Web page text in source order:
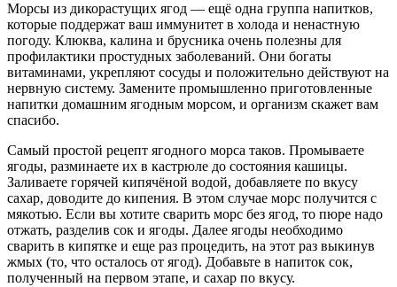
Морсы из дикорастущих ягод — ещё одна группа напитков,
которые поддержат ваш иммунитет в холода и ненастную
погоду. Клюква, калина и брусника очень полезны для
профилактики простудных заболеваний. Они богаты
витаминами, укрепляют сосуды и положительно действуют на
нервную систему. Замените промышленно приготовленные
напитки домашним ягодным морсом, и организм скажет вам
спасибо.
Самый простой рецепт ягодного морса таков. Промываете
ягоды, разминаете их в кастрюле до состояния кашицы.
Заливаете горячей кипячёной водой, добавляете по вкусу
сахар, доводите до кипения. В этом случае морс получится с
мякотью. Если вы хотите сварить морс без ягод, то пюре надо
отжать, разделив сок и ягоды. Далее ягоды необходимо
сварить в кипятке и еще раз процедить, на этот раз выкинув
жмых (то, что осталось от ягод). Добавьте в напиток сок,
полученный на первом этапе, и сахар по вкусу.